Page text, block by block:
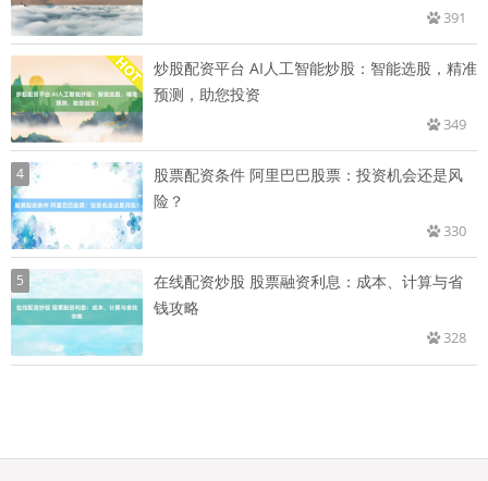
391
炒股配资平台 AI人工智能炒股：智能选股，精准
预测，助您投资
349
4
股票配资条件 阿里巴巴股票：投资机会还是风
险？
330
5
在线配资炒股 股票融资利息：成本、计算与省
钱攻略
328